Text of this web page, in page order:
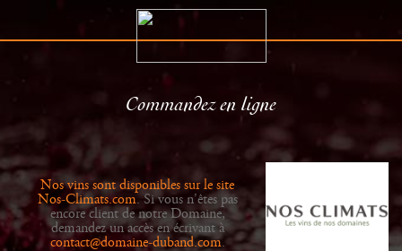
Histoire
Vins
Distributeurs
Actualités
Commandez en ligne
Nos vins sont disponibles sur le site
Nos-Climats.com. Si vous n'êtes pas
encore client de notre Domaine,
demandez un accès en écrivant à
contact@domaine-duband.com.